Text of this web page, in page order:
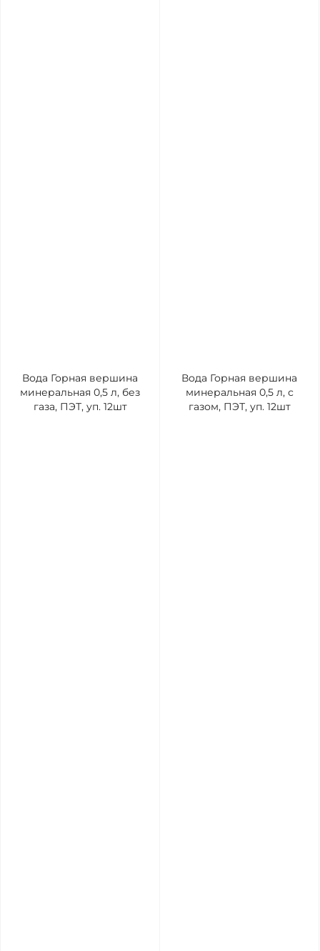
Вода Горная вершина
минеральная 0,5 л, без
газа, ПЭТ, уп. 12шт
Вода Горная вершина
минеральная 0,5 л, с
газом, ПЭТ, уп. 12шт